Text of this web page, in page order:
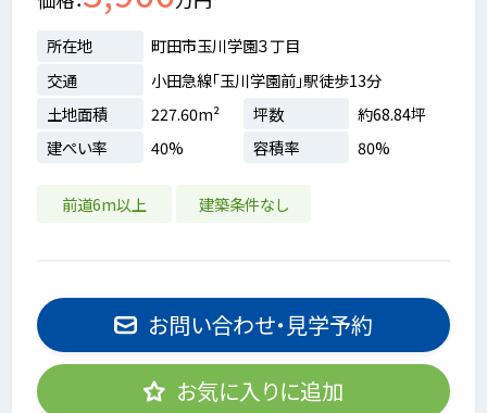
所在地
町田市玉川学園３丁目
交通
小田急線「玉川学園前」駅徒歩13分
土地面積
227.60m² 坪数
約68.84坪
建ぺい率
40% 容積率 80%
前道6m以上 建築条件なし
お問い合わせ・見学予約
お気に入りに追加